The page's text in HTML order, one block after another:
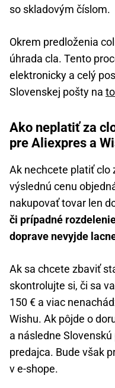
so skladovým číslom.
Okrem predloženia
úhrada cla. Tento
elektronicky a celý
Slovenskej pošty na
Ako neplatiť za
pre Aliexpres a
Ak nechcete platiť clo
výslednú cenu
nakupovať tovar len
či prípadné
doprave nevyjde
Ak sa chcete zbaviť
skontrolujte si, či sa
150 € a viac
Wishu. Ak pôjde o
a následne
predajca. Bude však
v e-shope.